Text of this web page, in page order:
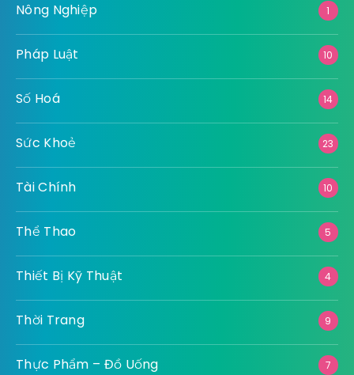
Nông Nghiệp 1
Pháp Luật 10
Số Hoá 14
Sức Khoẻ 23
Tài Chính 10
Thể Thao 5
Thiết Bị Kỹ Thuật 4
Thời Trang 9
Thực Phẩm – Đồ Uống 7